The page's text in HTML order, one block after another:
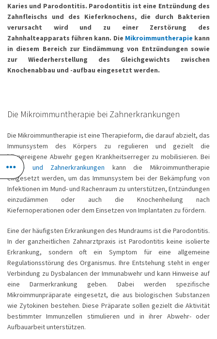
Karies und Parodontitis. Parodontitis ist eine Entzündung des
Zahnfleischs und des Kieferknochens, die durch Bakterien
verursacht wird und zu einer Zerstörung des
Zahnhalteapparats führen kann. Die Mikroimmuntherapie kann
in diesem Bereich zur Eindämmung von Entzündungen sowie
zur Wiederherstellung des Gleichgewichts zwischen
Knochenabbau und -aufbau eingesetzt werden.
Die Mikroimmuntherapie bei Zahnerkrankungen
Die Mikroimmuntherapie ist eine Therapieform, die darauf abzielt, das
Immunsystem des Körpers zu regulieren und gezielt die
körpereigene Abwehr gegen Krankheitserreger zu mobilisieren. Bei
Mund- und Zahnerkrankungen kann die Mikroimmuntherapie
eingesetzt werden, um das Immunsystem bei der Bekämpfung von
Infektionen im Mund- und Rachenraum zu unterstützen, Entzündungen
einzudämmen oder auch die Knochenheilung nach
Kiefernoperationen oder dem Einsetzen von Implantaten zu fördern.
Eine der häufigsten Erkrankungen des Mundraums ist die Parodontitis.
In der ganzheitlichen Zahnarztpraxis ist Parodontitis keine isolierte
Erkrankung, sondern oft ein Symptom für eine allgemeine
Regulationsstörung des Organismus. Ihre Entstehung steht in enger
Verbindung zu Dysbalancen der Immunabwehr und kann Hinweise auf
eine Darmerkrankung geben. Dabei werden spezifische
Mikroimmunpräparate eingesetzt, die aus biologischen Substanzen
wie Zytokinen bestehen. Diese Präparate sollen gezielt die Aktivität
bestimmter Immunzellen stimulieren und in ihrer Abwehr- oder
Aufbauarbeit unterstützen.